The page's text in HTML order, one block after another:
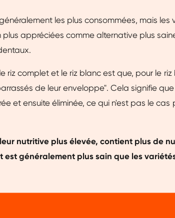
les plus consommées, mais les
appréciées comme alternative plus
riz complet et le riz blanc est que, pour le riz
de leur enveloppe". Cela signifie que
et ensuite éliminée, ce qui n'est pas le cas
nutritive plus élevée, contient plus de
est généralement plus sain que les